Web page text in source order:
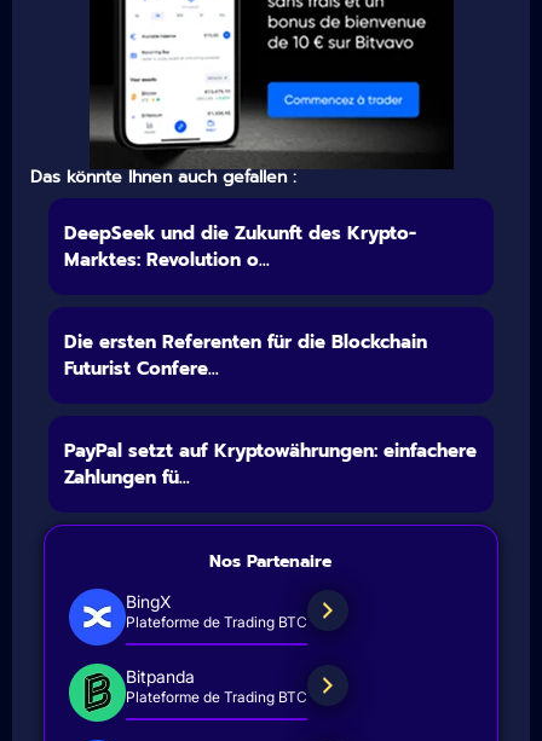
Das könnte Ihnen auch gefallen :
DeepSeek und die Zukunft des Krypto-
Marktes: Revolution o...
Die ersten Referenten für die Blockchain
Futurist Confere...
PayPal setzt auf Kryptowährungen: einfachere
Zahlungen fü...
Nos Partenaire
BingX
Plateforme de Trading BTC
Bitpanda
Plateforme de Trading BTC